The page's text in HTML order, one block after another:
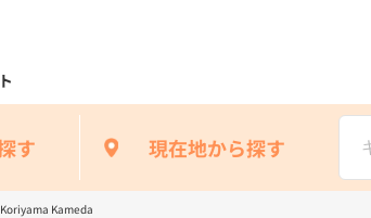
す 現在地から探す
Kameda